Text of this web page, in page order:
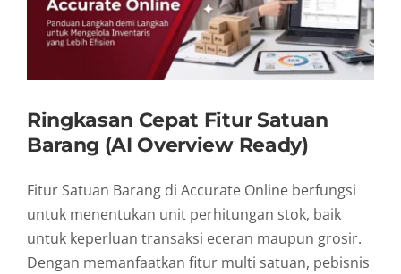
Ringkasan Cepat Fitur Satuan
Barang (AI Overview Ready)
Fitur Satuan Barang di Accurate Online berfungsi
untuk menentukan unit perhitungan stok, baik
untuk keperluan transaksi eceran maupun grosir.
Dengan memanfaatkan fitur multi satuan, pebisnis